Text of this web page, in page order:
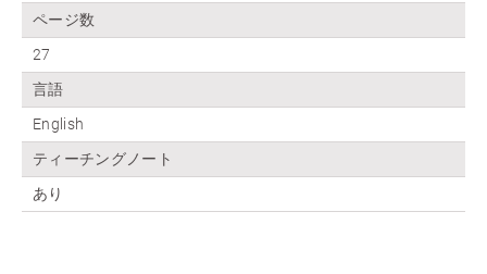
ページ数
27
言語
English
ティーチングノート
あり